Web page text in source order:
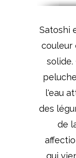
Satoshi
solide.
l'eau
des
de
qui